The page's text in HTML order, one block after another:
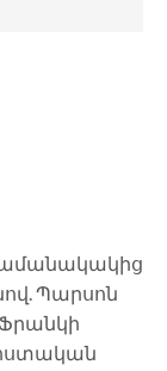
Պարսոն
Ֆրանկի